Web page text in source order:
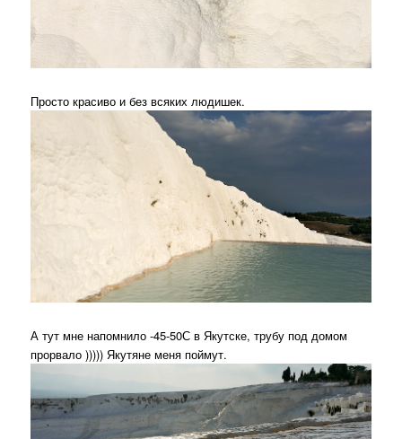
Просто красиво и без всяких людишек.
А тут мне напомнило -45-50С в Якутске, трубу под домом
прорвало ))))) Якутяне меня поймут.